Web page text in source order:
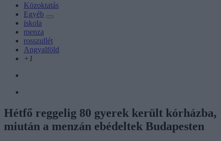
Közoktatás
Egyéb
iskola
menza
rosszullét
Angyalföld
+1
Hétfő reggelig 80 gyerek került kórházba,
miután a menzán ebédeltek Budapesten